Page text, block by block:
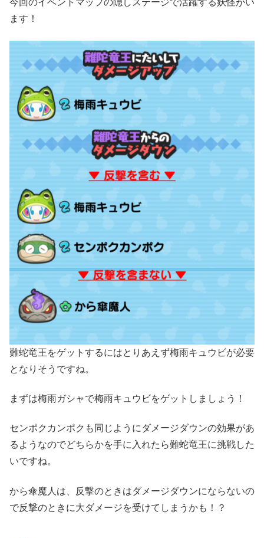
今回のイベントマップの隠しステージで活躍する妖怪がい
ます！
難蛇竜王をゲットするにはとりあえず梅雨キュウビが必要
となりそうですね。
まずは梅雨ガシャで梅雨キュウビをゲットしましょう！
センポクカンポクも同じようにダメージダウンの効果があ
るようなのでどちらかを手に入れたら難蛇竜王に挑戦した
いですね。
から傘魔人は、反撃のときはダメージダウンにならないの
で反撃のときに大ダメージを受けてしまうかも！？